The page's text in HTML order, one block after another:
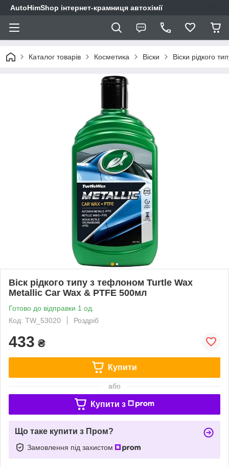
AutoHimShop інтернет-крамниця автохімії
Каталог товарів Косметика Віски Віски рідкого
Віск рідкого типу з тефлоном Turtle Wax
Metallic Car Wax & PTFE 500мл
Готово до відправки 1 од.
Код: TW_53020
Роздріб
433 ₴
Купити
або
Купити з
Що таке купити з Пром?
Замовлення під захистом